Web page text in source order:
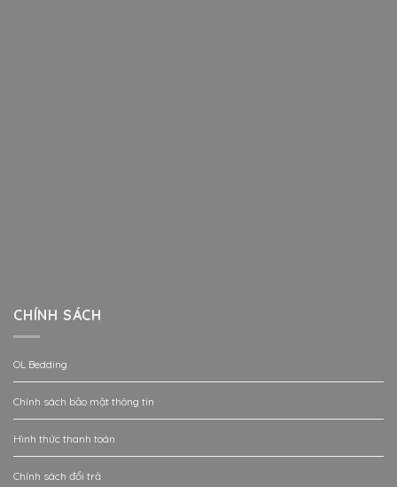
CHÍNH SÁCH
OL Bedding
Chính sách bảo mật thông tin
Hình thức thanh toán
Chính sách đổi trả